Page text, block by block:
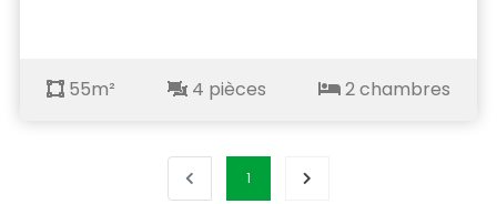
55m² 4 pièces 2 chambres
1